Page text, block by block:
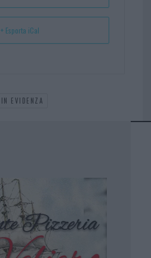
+ Esporta iCal
IN EVIDENZA